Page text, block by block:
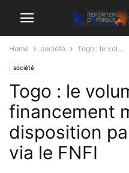
Home société Togo : le vol...
société
Togo : le
financement
disposition
via le FNFI